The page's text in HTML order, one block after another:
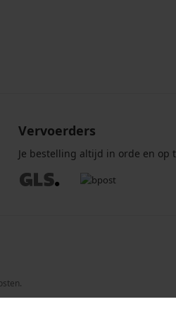
Vervoerders
Je bestelling altijd in orde en op